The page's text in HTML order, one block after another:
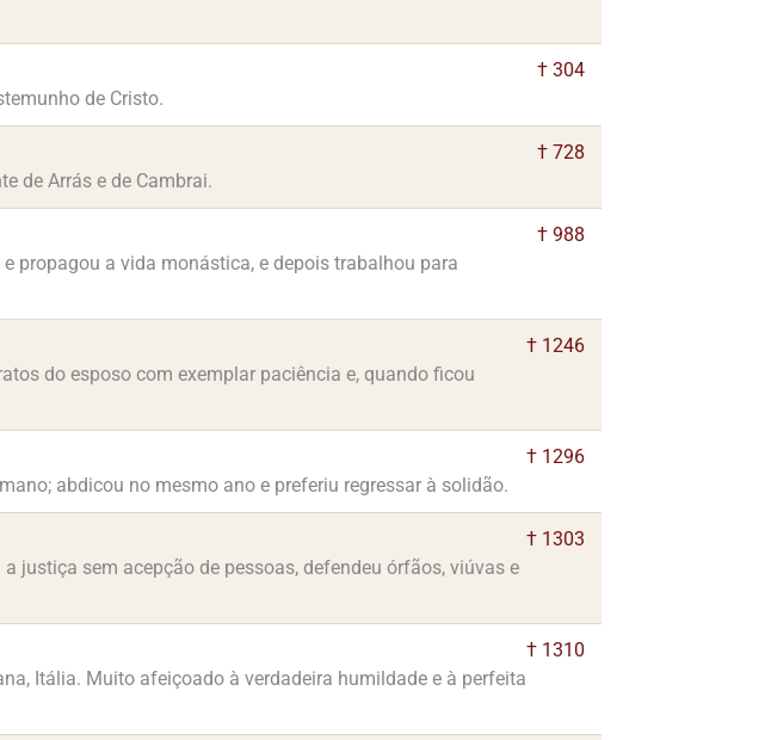
de Cristo.
† 304
de Arrás e de Cambrai.
† 728
propagou a vida monástica, e depois trabalhou para
† 988
do esposo com exemplar paciência e, quando ficou
† 1246
abdicou no mesmo ano e preferiu regressar à solidão.
† 1296
justiça sem acepção de pessoas, defendeu órfãos, viúvas e
† 1303
Itália. Muito afeiçoado à verdadeira humildade e à perfeita
† 1310